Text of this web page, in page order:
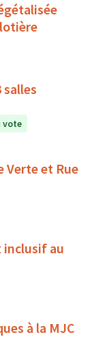
salles
vote
Verte et Rue
au
à la MJC